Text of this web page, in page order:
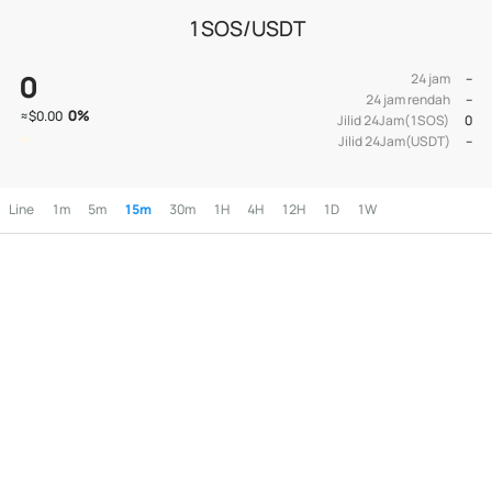
1SOS/USDT
0
≈$0.00 0%
24 jam
--
24 jam rendah
--
Jilid 24Jam(1SOS)
0
Jilid 24Jam(USDT)
--
Line 1m 5m 15m 30m 1H 4H 12H 1D 1W